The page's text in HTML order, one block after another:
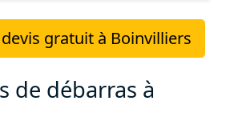
gratuit à Boinvilliers
de débarras à